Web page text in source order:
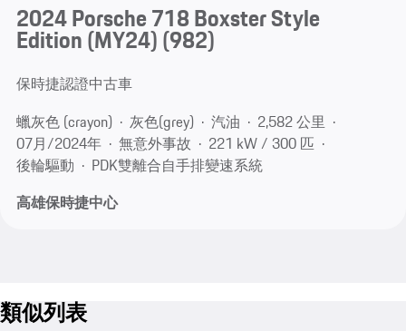
2024 Porsche 718 Boxster Style
Edition (MY24)(982)
保時捷認證中古車
蠟灰色 (crayon)
灰色(grey) 汽油
2,582 公里
07月/2024年
無意外事故
221 kW / 300 匹
後輪驅動
PDK雙離合自手排變速系統
高雄保時捷中心
類似列表